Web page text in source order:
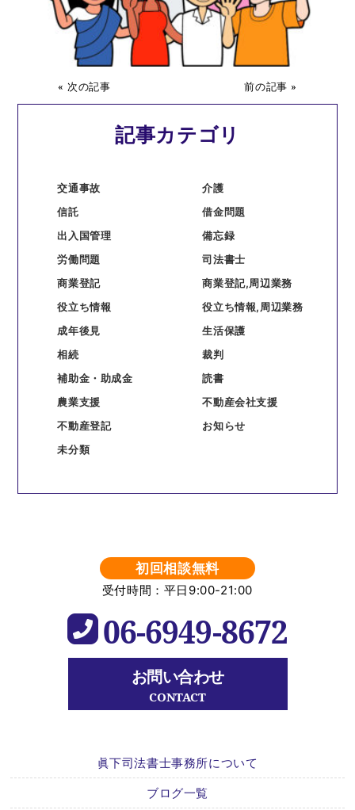
« 次の記事 前の記事 »
記事カテゴリ
交通事故
介護
信託
借金問題
出入国管理
備忘録
労働問題
司法書士
商業登記
商業登記,周辺業務
役立ち情報
役立ち情報,周辺業務
成年後見
生活保護
相続
裁判
補助金・助成金
読書
農業支援
不動産会社支援
不動産登記
お知らせ
未分類
初回相談無料
受付時間：平日9:00-21:00
06-6949-8672
お問い合わせ
CONTACT
眞下司法書士事務所について
ブログ一覧